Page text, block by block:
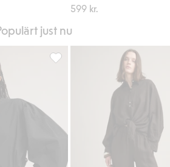
599 kr.
just nu
i sidan, Lägg till i favoriter
Omlottblus med